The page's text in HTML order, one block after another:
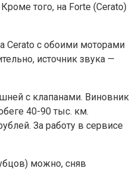
того, на Forte (Cerato)
Cerato с обоими моторами
источник звука —
с клапанами. Виновник
40-90 тыс. км.
За работу в сервисе
можно, сняв